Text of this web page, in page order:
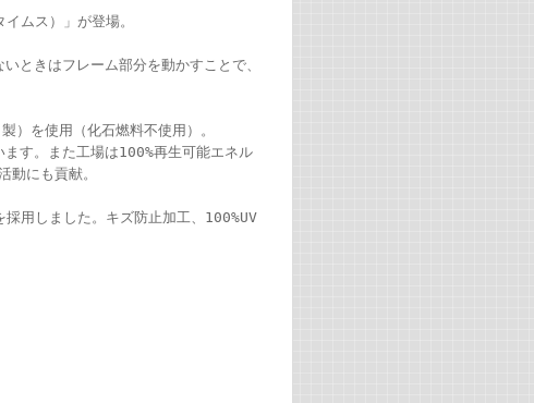
ムス）」が登場。
ときはフレーム部分を動かすことで、
を使用（化石燃料不使用）。
す。また工場は100%再生可能エネル
にも貢献。
用しました。キズ防止加工、100%UV